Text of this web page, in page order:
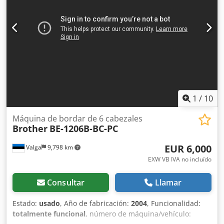
0,004 mm Precisión de la profundidad del hilo: 0,05 mm
Consumo de aire: 45 l/min Presión de aire: 0,5-0,6 MPa
Calidad del aire: 99% libre de agua Incluye robot FANUC /
1 / 10
Valga 9,798 km
Máquina de bordar de 6 cabezales
Brother BE-1206B-BC-PC
EUR 6,000
EXW VB IVA no incluído
Consultar Llamar
Estado: usado, Año de fabricación: 2004, Funcionalidad:
totalmente funcional, número de máquina/vehículo: